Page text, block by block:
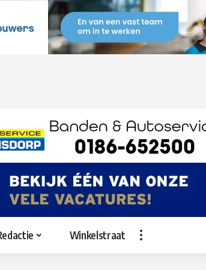
Winkelstraat